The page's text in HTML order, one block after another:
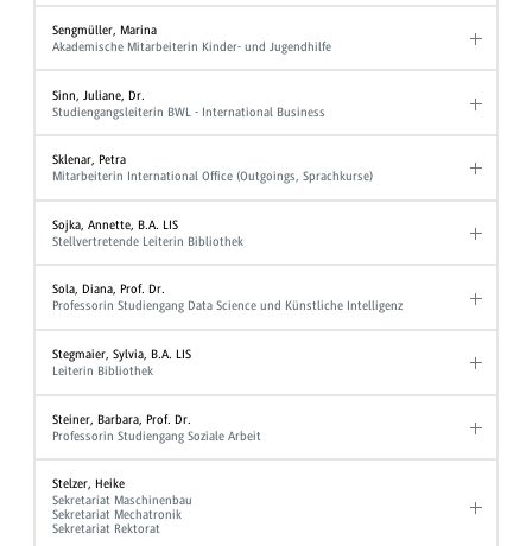
Sengmüller, Marina
Akademische Mitarbeiterin Kinder- und Jugendhilfe
Sinn, Juliane, Dr.
Studiengangsleiterin BWL - International Business
Sklenar, Petra
Mitarbeiterin International Office (Outgoings, Sprachkurse)
Sojka, Annette, B.A. LIS
Stellvertretende Leiterin Bibliothek
Sola, Diana, Prof. Dr.
Professorin Studiengang Data Science und Künstliche Intelligenz
Stegmaier, Sylvia, B.A. LIS
Leiterin Bibliothek
Steiner, Barbara, Prof. Dr.
Professorin Studiengang Soziale Arbeit
Stelzer, Heike
Sekretariat Maschinenbau
Sekretariat Mechatronik
Sekretariat Rektorat